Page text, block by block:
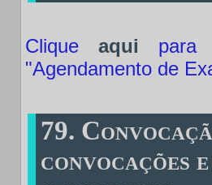
Clique aqui para
"Agendamento de
79.
convocações